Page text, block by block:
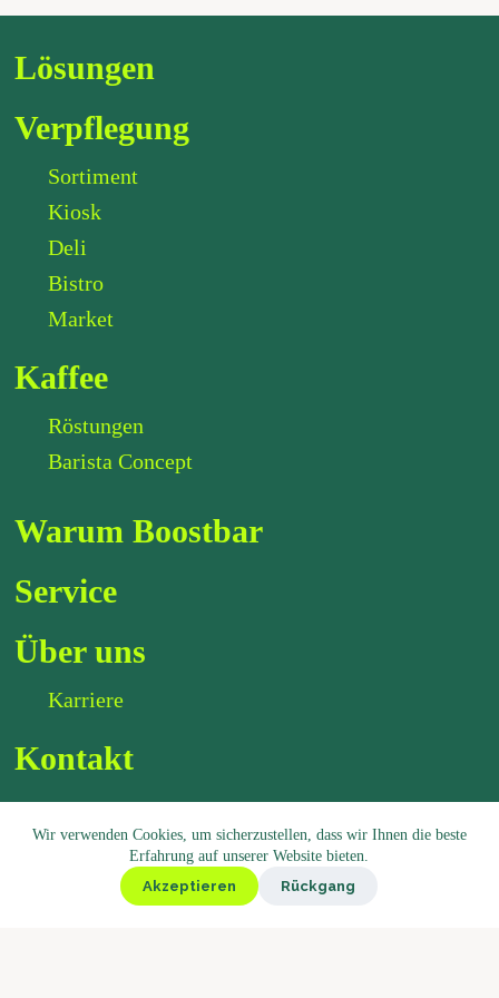
Wir verwenden Cookies, um sicherzustellen, dass wir Ihnen die beste
Erfahrung auf unserer Website bieten.
Akzeptieren
Rückgang
Lösungen
Verpflegung
Sortiment
Kiosk
Deli
Bistro
Market
Kaffee
Röstungen
Barista Concept
Warum Boostbar
Service
Über uns
Karriere
Kontakt
Instagram
Linkedin